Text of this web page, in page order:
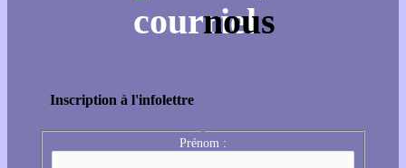
Inscription à l'infolettre
Prénom :